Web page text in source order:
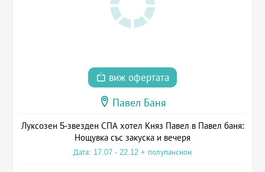
виж офертата
Павел Баня
Луксозен 5-звезден СПА хотел Княз Павел в Павел баня:
Нощувка със закуска и вечеря
Дата: 17.07 - 22.12 + полупансион